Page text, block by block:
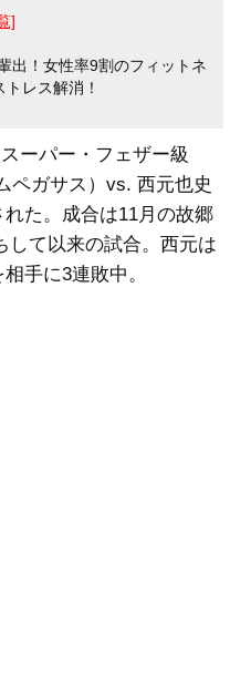
]
出！女性率9割のフィットネ
レス解消！
ーパー・フェザー級
ペガサス）vs. 西元也史
れた。成合は11月の故郷
して以来の試合。西元は
手に3連敗中。